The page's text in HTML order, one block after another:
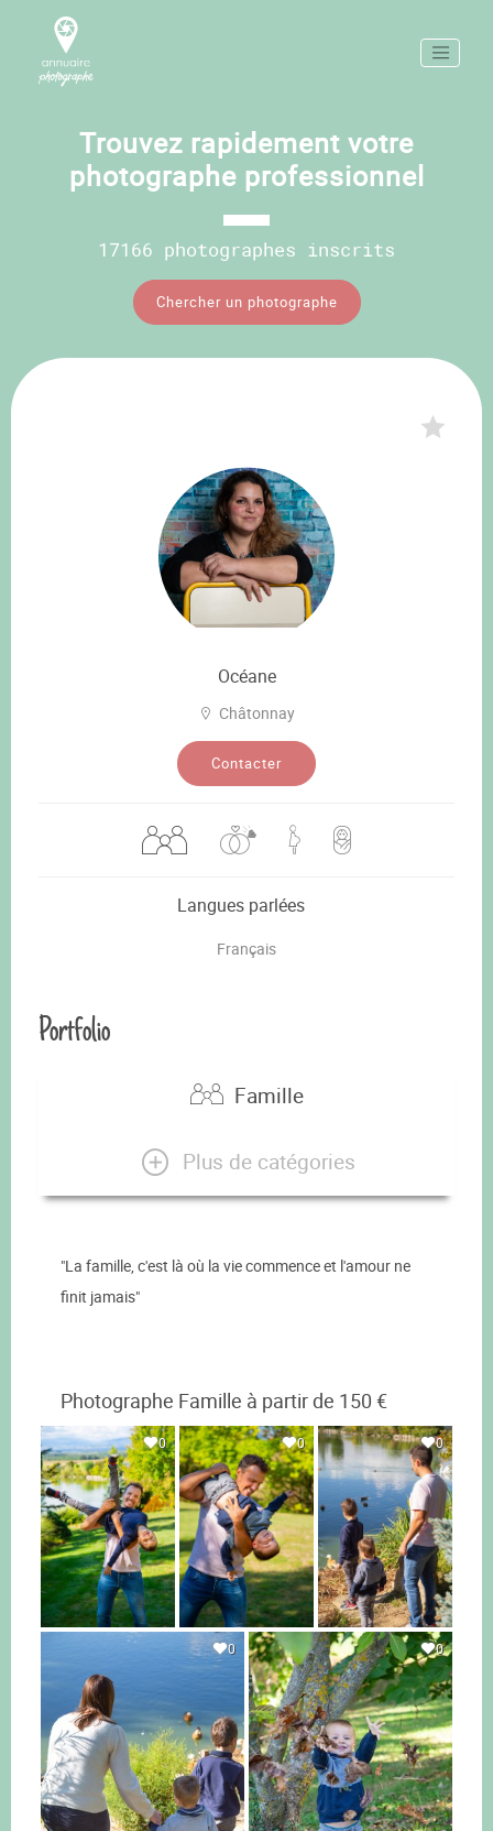
Trouvez rapidement votre
photographe professionnel
17166 photographes inscrits
Chercher un photographe
Océane
Châtonnay
Contacter
Langues parlées
Français
Portfolio
Famille
Plus de catégories
"La famille, c'est là où la vie commence et l'amour ne
finit jamais"
Photographe Famille à partir de 150 €
0 0 0
0 0